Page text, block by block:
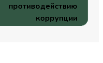
противодействию
коррупции